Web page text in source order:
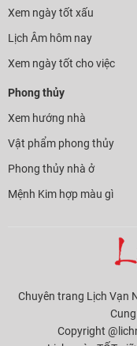
Xem ngày tốt xấu
Lịch Âm hôm nay
Xem ngày tốt cho việc
Phong thủy
Xem hướng nhà
Vật phẩm phong thủy
Phong thủy nhà ở
Mệnh Kim hợp màu gì
Chuyên trang Lịch Vạn
Copyright